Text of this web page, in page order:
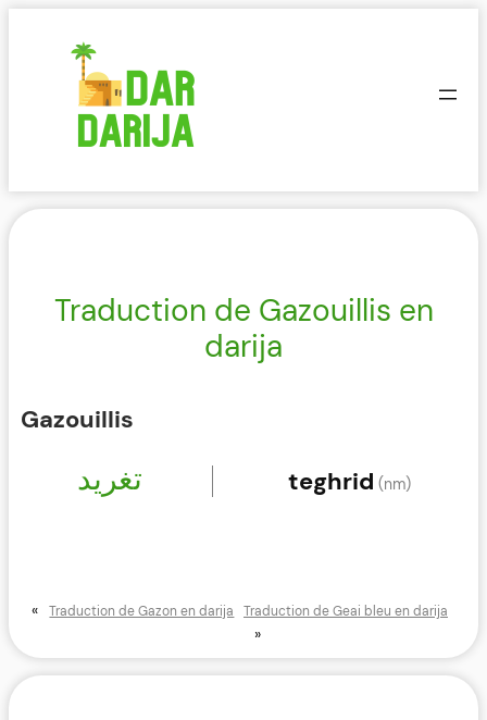
Traduction de Gazouillis en
darija
Gazouillis
تغريد teghrid (nm)
« Traduction de Gazon en darija Traduction de Geai bleu en darija
»